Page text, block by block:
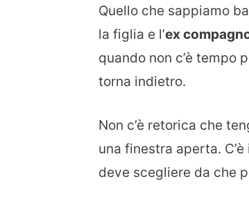
Quello che sappiamo
la figlia e l’ex
quando non c’è tempo
torna indietro.
Non c’è retorica che
una finestra aperta.
deve scegliere da che